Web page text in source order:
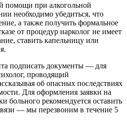
помощи при алкогольной
необходимо убедиться, что
а также получить формальное
от процедур нарколог не имеет
ставить капельницу или
подписать документы — для
проводящий
об опасных последствиях
Для оформления заявки на
больного рекомендуется оставить
— мы перезвоним в течение 5